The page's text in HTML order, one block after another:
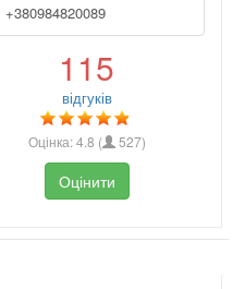
+380984820089
115
відгуків
Оцінка:4.8 ( 527)
Оцінити